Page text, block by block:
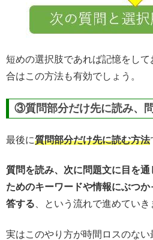
短めの選択肢であれば記憶をし
合はこの方法も有効でしょう。
③質問部分だけ先に読み、
最後に質問部分だけ先に読む方法
質問を読み、次に問題文に目を
ためのキーワードや情報にぶつ
答する 、という流れで進めていき
実はこのやり方が時間ロスのない